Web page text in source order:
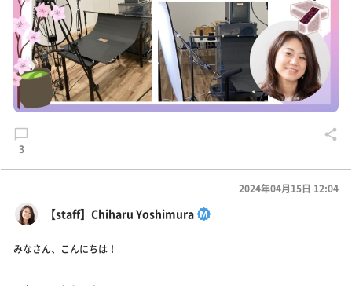
3
【staff】Chiharu Yoshimura
2024年04月15日 12:04
みなさん、こんにちは！